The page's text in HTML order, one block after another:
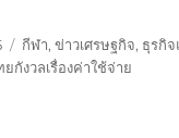
หมวด
หมู่
กีฬา,ข่าวเศรษฐกิจ, ธุรกิจ
กังวลเรื่องค่าใช้จ่าย